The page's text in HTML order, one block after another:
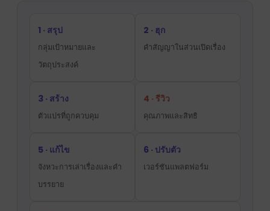
1 · สรุป
กลุ่มเป้าหมายและ
วัตถุประสงค์
2 · ฮุก
คำสัญญาในส่วนเปิดเรื่อง
3 · สร้าง
ตัวแปรที่ถูกควบคุม
4 · รีวิว
คุณภาพและสิทธิ
5 · แก้ไข
จังหวะการเล่าเรื่องและคำ
บรรยาย
6 · ปรับตัว
เวอร์ชันแพลตฟอร์ม